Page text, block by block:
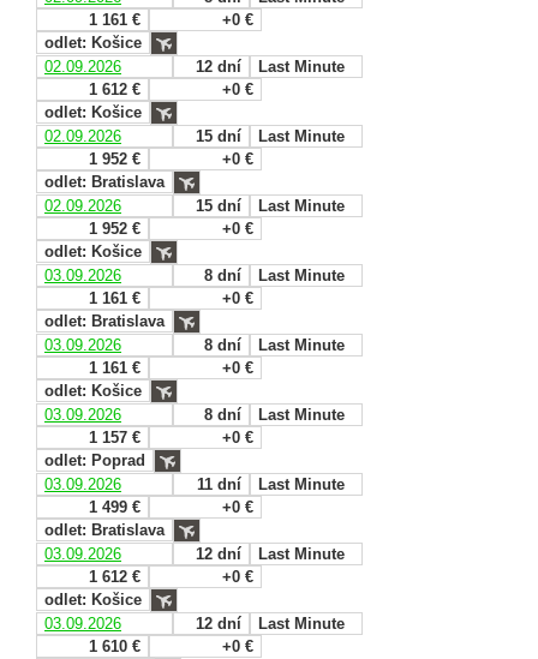
1 161 €
+0 €
odlet: Košice
02.09.2026
12 dní
Last Minute
1 612 €
+0 €
odlet: Košice
02.09.2026
15 dní
Last Minute
1 952 €
+0 €
odlet: Bratislava
02.09.2026
15 dní
Last Minute
1 952 €
+0 €
odlet: Košice
03.09.2026
8 dní
Last Minute
1 161 €
+0 €
odlet: Bratislava
03.09.2026
8 dní
Last Minute
1 161 €
+0 €
odlet: Košice
03.09.2026
8 dní
Last Minute
1 157 €
+0 €
odlet: Poprad
03.09.2026
11 dní
Last Minute
1 499 €
+0 €
odlet: Bratislava
03.09.2026
12 dní
Last Minute
1 612 €
+0 €
odlet: Košice
03.09.2026
12 dní
Last Minute
1 610 €
+0 €